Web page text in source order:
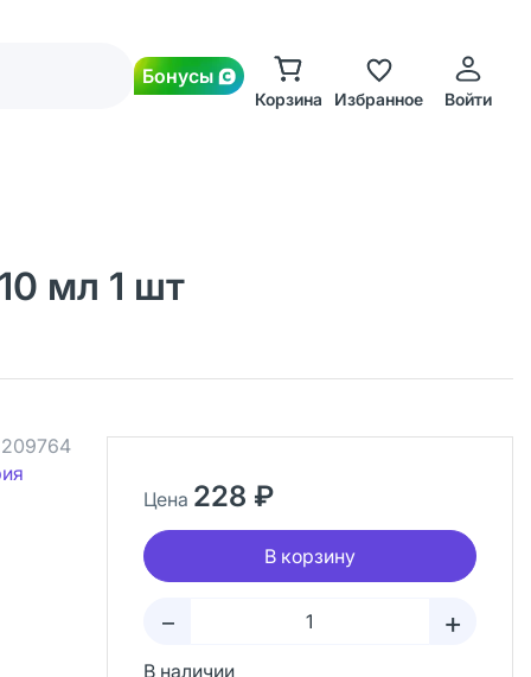
Бонусы
Корзина Избранное Войти
мл 1 шт
209764
Цена 228 ₽
В корзину
– +
В наличии